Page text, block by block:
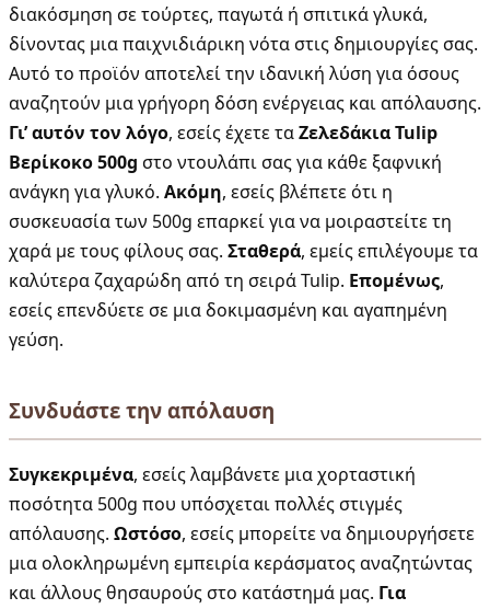
διακόσμηση σε τούρτες, παγωτά ή σπιτικά γλυκά,
δίνοντας μια παιχνιδιάρικη νότα στις δημιουργίες σας.
Αυτό το προϊόν αποτελεί την ιδανική λύση για όσους
αναζητούν μια γρήγορη δόση ενέργειας και απόλαυσης.
Γι’ αυτόν τον λόγο, εσείς έχετε ταΖελεδάκια Tulip
Βερίκοκο 500g στο ντουλάπι σας για κάθε ξαφνική
ανάγκη για γλυκό. Ακόμη, εσείς βλέπετε ότι η
συσκευασία των 500g επαρκεί για να μοιραστείτε τη
χαρά με τους φίλους σας. Σταθερά, εμείς επιλέγουμε τα
καλύτερα ζαχαρώδη από τη σειρά Tulip. Επομένως,
εσείς επενδύετε σε μια δοκιμασμένη και αγαπημένη
γεύση.
Συνδυάστε την απόλαυση
Συγκεκριμένα, εσείς λαμβάνετε μια χορταστική
ποσότητα 500g που υπόσχεται πολλές στιγμές
απόλαυσης. Ωστόσο, εσείς μπορείτε να δημιουργήσετε
μια ολοκληρωμένη εμπειρία κεράσματος αναζητώντας
και άλλους θησαυρούς στο κατάστημά μας. Για